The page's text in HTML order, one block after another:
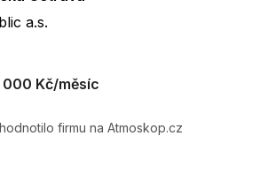
a.s.
Kč/měsíc
firmu na Atmoskop.cz